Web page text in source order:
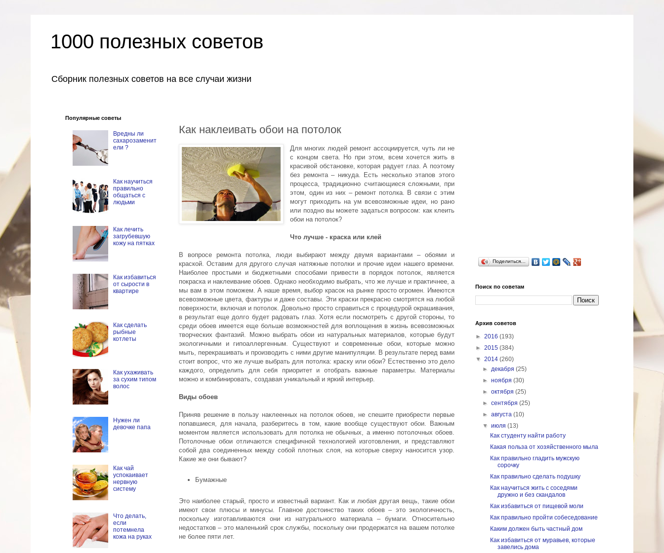
1000 полезных советов
Сборник полезных советов на все случаи жизни
Как наклеивать обои на потолок
Для многих людей ремонт ассоциируется, чуть ли не
с концом света. Но при этом, всем хочется жить в
красивой обстановке, которая радует глаз. А поэтому
без ремонта – никуда. Есть несколько этапов этого
процесса, традиционно считающиеся сложными, при
этом, один из них – ремонт потолка. В связи с этим
могут приходить на ум всевозможные идеи, но рано
или поздно вы можете задаться вопросом: как клеить
обои на потолок?
Что лучше - краска или клей
В вопросе ремонта потолка, люди выбирают между двумя вариантами – обоями и
краской. Оставим для другого случая натяжные потолки и прочие идеи нашего времени.
Наиболее простыми и бюджетными способами привести в порядок потолок, является
покраска и наклеивание обоев. Однако необходимо выбрать, что же лучше и практичнее, а
мы вам в этом поможем. А наше время, выбор красок на рынке просто огромен. Имеются
всевозможные цвета, фактуры и даже составы. Эти краски прекрасно смотрятся на любой
поверхности, включая и потолок. Довольно просто справиться с процедурой окрашивания,
в результат еще долго будет радовать глаз. Хотя если посмотреть с другой стороны, то
среди обоев имеется еще больше возможностей для воплощения в жизнь всевозможных
творческих фантазий. Можно выбрать обои из натуральных материалов, которые будут
экологичными и гипоаллергенным. Существуют и современные обои, которые можно
мыть, перекрашивать и производить с ними другие манипуляции. В результате перед вами
стоит вопрос, что же лучше выбрать для потолка: краску или обои? Естественно это дело
каждого, определить для себя приоритет и отобрать важные параметры. Материалы
можно и комбинировать, создавая уникальный и яркий интерьер.
Виды обоев
Приняв решение в пользу наклеенных на потолок обоев, не спешите приобрести первые
попавшиеся, для начала, разберитесь в том, какие вообще существуют обои. Важным
моментом является использовать для потолка не обычных, а именно потолочных обоев.
Потолочные обои отличаются специфичной технологией изготовления, и представляют
собой два соединенных между собой плотных слоя, на которые сверху наносится узор.
Какие же они бывают?
Бумажные
Это наиболее старый, просто и известный вариант. Как и любая другая вещь, такие обои
имеют свои плюсы и минусы. Главное достоинство таких обоев – это экологичность,
поскольку изготавливаются они из натурального материала – бумаги. Относительно
недостатков – это маленький срок службы, поскольку они продержатся на вашем потолке
не более пяти лет.
Популярные советы
Вредны ли
сахарозаменит
ели ?
Как научиться
правильно
общаться с
людьми
Как лечить
загрубевшую
кожу на пятках
Как избавиться
от сырости в
квартире
Как сделать
рыбные
котлеты
Как ухаживать
за сухим типом
волос
Нужен ли
девочке папа
Как чай
успокаивает
нервную
систему
Что делать,
если
потемнела
кожа на руках
Поделиться…
Поиск по советам
Архив советов
► 2016 (193)
► 2015 (384)
▼ 2014 (260)
►декабря(25)
►ноября(30)
►октября(25)
►сентября(25)
►августа(10)
▼июля(13)
Как студенту найти работу
Какая польза от хозяйственного мыла
Как правильно гладить мужскую
сорочку
Как правильно сделать подушку
Как научиться жить с соседями
дружно и без скандалов
Как избавиться от пищевой моли
Как правильно пройти собеседование
Каким должен быть частный дом
Как избавиться от муравьев, которые
завелись дома